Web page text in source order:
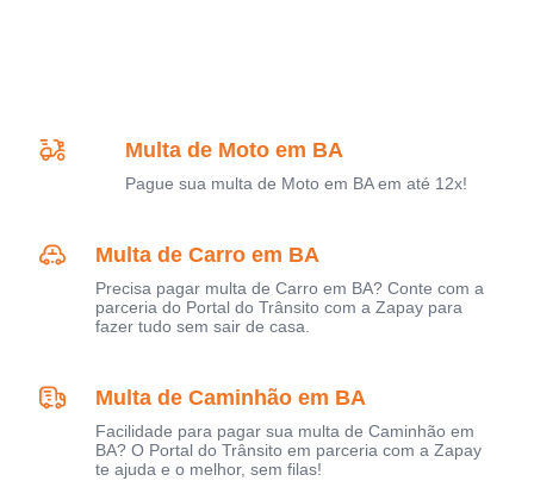
Multa de Moto em BA
Pague sua multa de Moto em BA em até 12x!
Multa de Carro em BA
Precisa pagar multa de Carro em BA? Conte com a
parceria do Portal do Trânsito com a Zapay para
fazer tudo sem sair de casa.
Multa de Caminhão em BA
Facilidade para pagar sua multa de Caminhão em
BA? O Portal do Trânsito em parceria com a Zapay
te ajuda e o melhor, sem filas!